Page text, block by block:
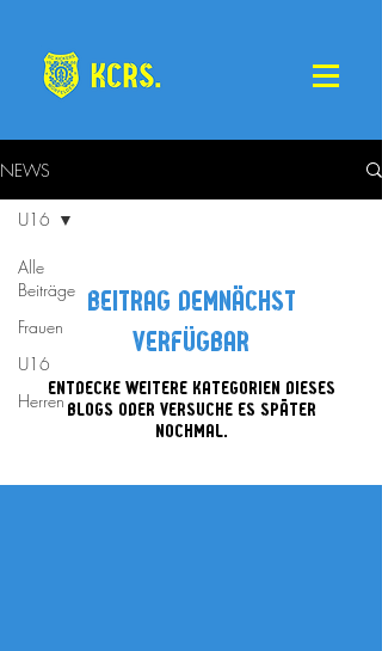
NEWS
Alle
Beiträge
Frauen
U16
Herren
U16
Beitrag demnächst
verfügbar
Entdecke weitere Kategorien dieses
Blogs oder versuche es später
nochmal.